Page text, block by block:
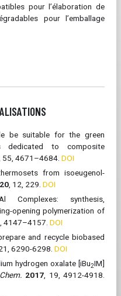
pour l’élaboration de
pour l’emballage
be suitable for the green
dedicated to composite
, 55, 4671–4684. DOI
from isoeugenol-
, 12, 229. DOI
Complexes: synthesis,
opening polymerization of
4147–4157. DOI
and recycle biobased
21, 6290-6298. DOI
hydrogen oxalate [iBu2IM]
2017 , 19, 4912-4918.